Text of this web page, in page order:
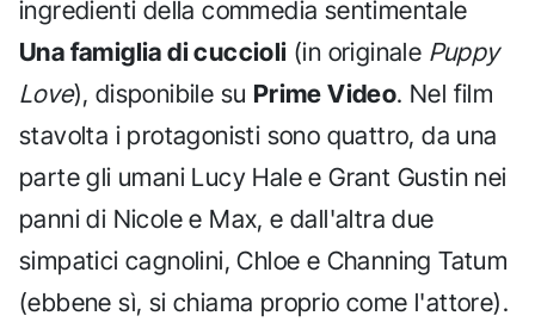
ingredienti della commedia sentimentale
Una famiglia di cuccioli (in originale Puppy
Love), disponibile su Prime Video. Nel film
stavolta i protagonisti sono quattro, da una
parte gli umani Lucy Hale e Grant Gustin nei
panni di Nicole e Max, e dall'altra due
simpatici cagnolini, Chloe e Channing Tatum
(ebbene sì, si chiama proprio come l'attore).